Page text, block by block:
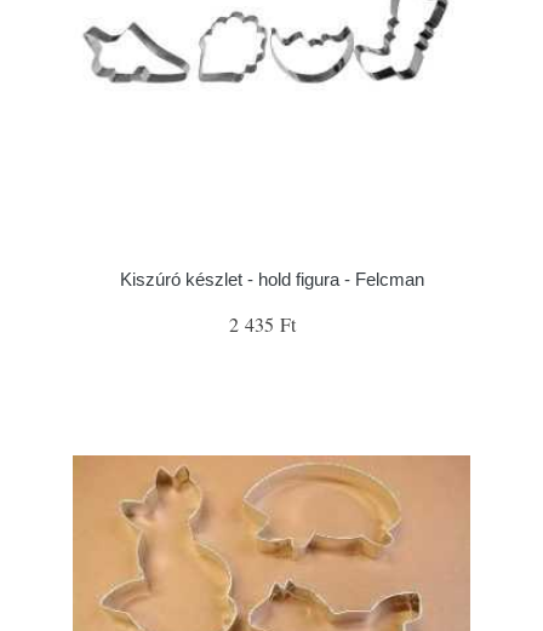
Kiszúró készlet - hold figura - Felcman
2 435 Ft